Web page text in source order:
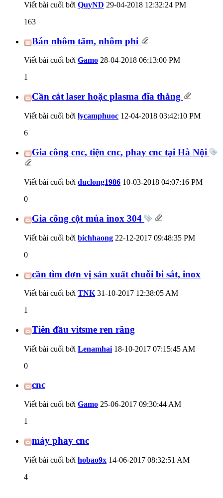
Viết bài cuối bởi QuyND 29-04-2018 12:32:24 PM
163
Bán nhôm tấm, nhôm phi
Viết bài cuối bởi Gamo 28-04-2018 06:13:00 PM
1
Cần cắt laser hoặc plasma đĩa thắng
Viết bài cuối bởi lycamphuoc 12-04-2018 03:42:10 PM
6
Gia công cnc, tiện cnc, phay cnc tại Hà Nội
Viết bài cuối bởi duclong1986 10-03-2018 04:07:16 PM
0
Gia công cột múa inox 304
Viết bài cuối bởi bichhaong 22-12-2017 09:48:35 PM
0
cần tìm đơn vị sản xuất chuỗi bi sắt, inox
Viết bài cuối bởi TNK 31-10-2017 12:38:05 AM
1
Tiên đầu vitsme ren răng
Viết bài cuối bởi Lenamhai 18-10-2017 07:15:45 AM
0
cnc
Viết bài cuối bởi Gamo 25-06-2017 09:30:44 AM
1
máy phay cnc
Viết bài cuối bởi hobao9x 14-06-2017 08:32:51 AM
4